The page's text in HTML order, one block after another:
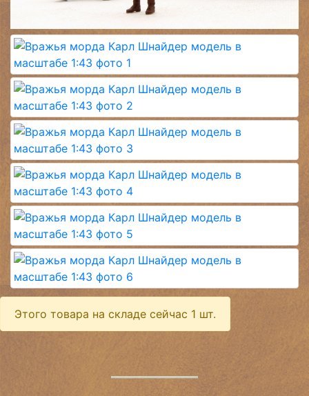
Этого товара на складе сейчас 1 шт.